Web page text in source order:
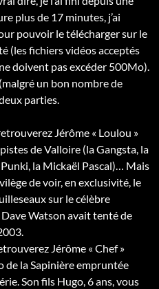
plus de 17 minutes, j’ai
pouvoir le télécharger sur le
(les fichiers vidéos acceptés
doivent pas excéder 500Mo).
un bon nombre de
parties.
Jérôme « Loulou »
de Valloire (la Gangsta, la
la Mickaël Pascal)… Mais
de voir, en exclusivité, le
sur le célèbre
Watson avait tenté de
Jérôme « Chef »
de la Sapinière empruntée
Son fils Hugo, 6 ans, vous